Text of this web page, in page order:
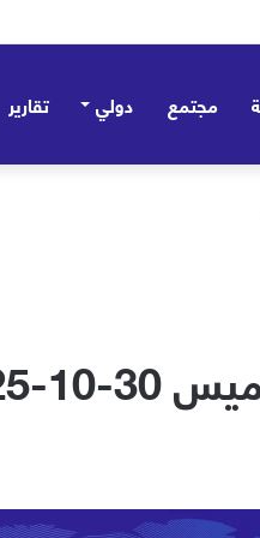
مجتمع دولي تقارير
2025